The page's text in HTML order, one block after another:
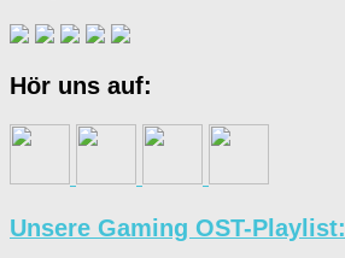
Hör uns auf:
Unsere Gaming OST-Playlist: